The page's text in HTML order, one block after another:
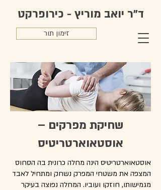
זימון תור
ד"ר יואב מוריץ - כירופרקט
שחיקת מפרקים –
אוסטאוארטריטיס
אוסטאוארטריטיס הינה מחלה כרונית בה הסחוס
המצפה את משטחי המפרק נשחק ומתחיל לאבד
מגמישותו, חוזקו ועוביו. המחלה נפוצה בעיקר